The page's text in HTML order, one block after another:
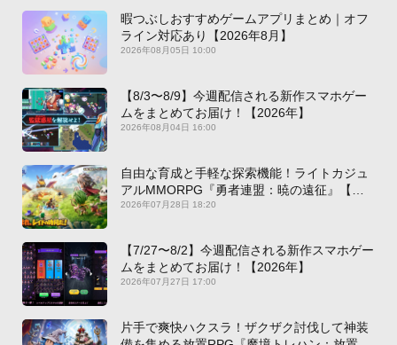
暇つぶしおすすめゲームアプリまとめ｜オフ
ライン対応あり【2026年8月】
2026年08月05日 10:00
【8/3〜8/9】今週配信される新作スマホゲー
ムをまとめてお届け！【2026年】
2026年08月04日 16:00
自由な育成と手軽な探索機能！ライトカジュ
アルMMORPG『勇者連盟：暁の遠征』【最
新作PICKUP】
2026年07月28日 18:20
【7/27〜8/2】今週配信される新作スマホゲー
ムをまとめてお届け！【2026年】
2026年07月27日 17:00
片手で爽快ハクスラ！ザクザク討伐して神装